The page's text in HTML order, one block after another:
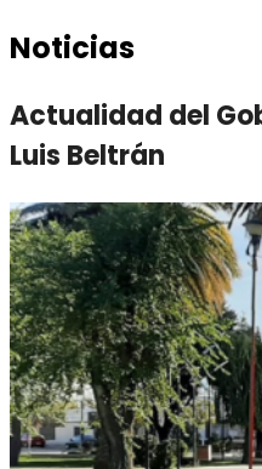
Noticias
Actualidad del
Luis Beltrán